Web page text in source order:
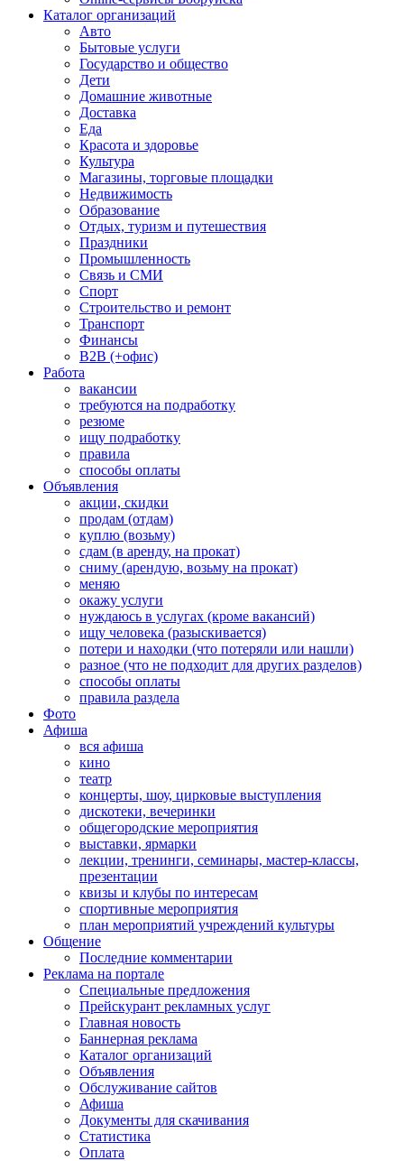
Каталог организаций
Авто
Бытовые услуги
Государство и общество
Дети
Домашние животные
Доставка
Еда
Красота и здоровье
Культура
Магазины, торговые площадки
Недвижимость
Образование
Отдых, туризм и путешествия
Праздники
Промышленность
Связь и СМИ
Спорт
Строительство и ремонт
Транспорт
Финансы
B2B (+офис)
Работа
вакансии
требуются на подработку
резюме
ищу подработку
правила
способы оплаты
Объявления
акции, скидки
продам (отдам)
куплю (возьму)
сдам (в аренду, на прокат)
сниму (арендую, возьму на прокат)
меняю
окажу услуги
нуждаюсь в услугах (кроме вакансий)
ищу человека (разыскивается)
потери и находки (что потеряли или нашли)
разное (что не подходит для других разделов)
способы оплаты
правила раздела
Фото
Афиша
вся афиша
кино
театр
концерты, шоу, цирковые выступления
дискотеки, вечеринки
общегородские мероприятия
выставки, ярмарки
лекции, тренинги, семинары, мастер-классы,
презентации
квизы и клубы по интересам
спортивные мероприятия
план мероприятий учреждений культуры
Общение
Последние комментарии
Реклама на портале
Специальные предложения
Прейскурант рекламных услуг
Главная новость
Баннерная реклама
Каталог организаций
Объявления
Обслуживание сайтов
Афиша
Документы для скачивания
Статистика
Оплата